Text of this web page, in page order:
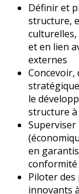
Définir et
structure,
et en lien
externes
Concevoir,
le
structure
en
Piloter
innovants